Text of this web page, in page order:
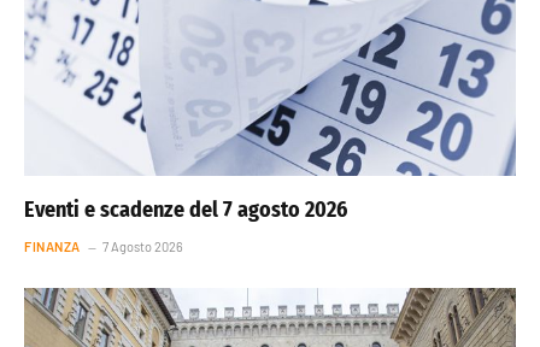
Eventi e scadenze del 7 agosto 2026
FINANZA 7 Agosto 2026